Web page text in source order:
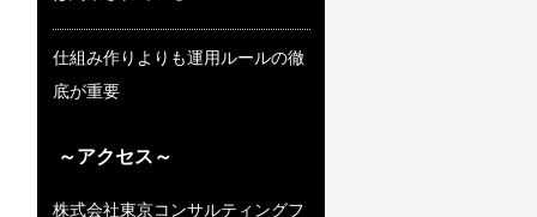
仕組み作りよりも運用ルールの徹
底が重要
～アクセス～
株式会社東京コンサルティングフ